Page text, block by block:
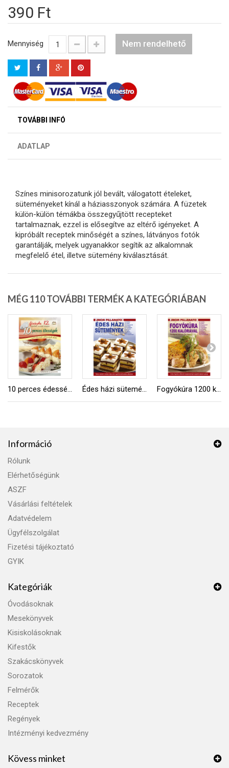
390 Ft
Mennyiség Nem rendelhető
TOVÁBBI INFÓ
ADATLAP
Színes minisorozatunk jól bevált, válogatott ételeket,
süteményeket kínál a háziasszonyok számára. A füzetek
külön-külön témákba összegyűjtött recepteket
tartalmaznak, ezzel is elősegítve az eltérő igényeket. A
kipróbált receptek minőségét a színes, látványos fotók
garantálják, melyek ugyanakkor segítik az alkalomnak
megfelelő étel, illetve sütemény kiválasztását.
MÉG 110 TOVÁBBI TERMÉK A KATEGÓRIÁBAN
10 perces édességek Édes házi sütemények Fogyókúra 1200 kalóriával
Információ
Rólunk
Elérhetőségünk
ASZF
Vásárlási feltételek
Adatvédelem
Ügyfélszolgálat
Fizetési tájékoztató
GYIK
Kategóriák
Óvodásoknak
Mesekönyvek
Kisiskolásoknak
Kifestők
Szakácskönyvek
Sorozatok
Felmérők
Receptek
Regények
Intézményi kedvezmény
Kövess minket